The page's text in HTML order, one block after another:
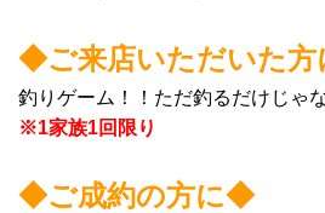
◆ご来店いただいた
釣りゲーム！！ただ釣るだけじゃ
※1家族1回限り
◆ご成約の方に◆